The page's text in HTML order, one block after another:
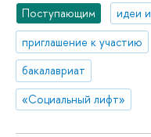
Поступающим
идеи
приглашение к участию
бакалавриат
«Социальный лифт»